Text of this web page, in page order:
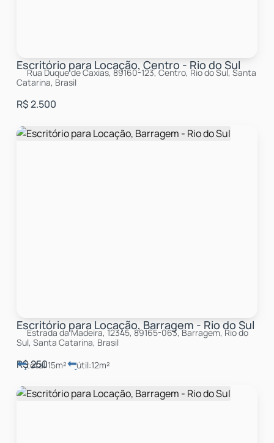
Escritório para Locação, Centro - Rio do Sul
R$2.500
Rua Duque de Caxias, 89160-123, Centro, Rio do Sul, Santa
Catarina, Brasil
Escritório para Locação, Barragem - Rio do Sul
R$250
Estrada da Madeira, 12345, 89165-063, Barragem, Rio do
Sul, Santa Catarina, Brasil
total:15m² útil:12m²